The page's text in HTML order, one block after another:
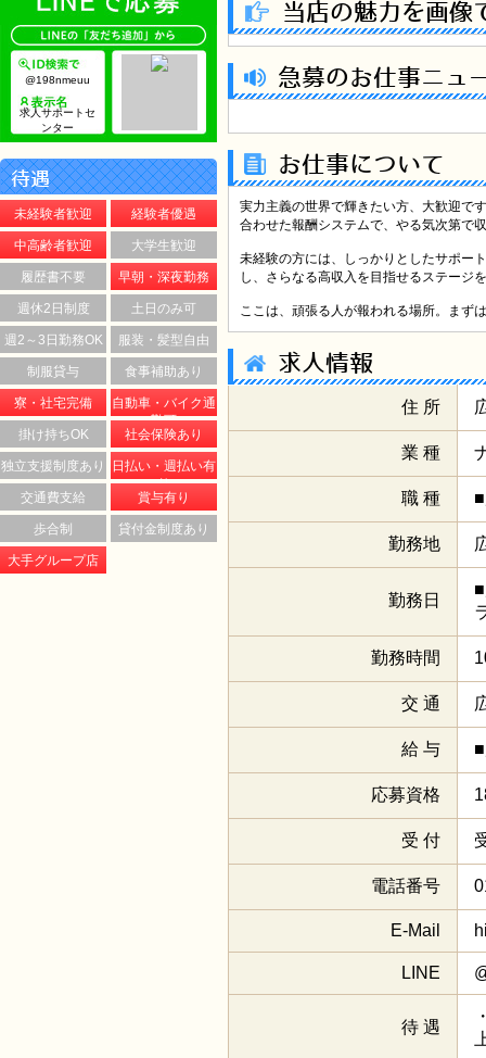
@198nmeuu
求人サポートセ
ンター
待遇
未経験者歓迎 経験者優遇
中高齢者歓迎 大学生歓迎
履歴書不要 早朝・深夜勤務
週休2日制度 土日のみ可
週2～3日勤務OK 服装・髪型自由
制服貸与 食事補助あり
寮・社宅完備
自動車・バイク通
勤可
掛け持ちOK
社会保険あり
独立支援制度あり
日払い・週払い有
り
交通費支給
賞与有り
歩合制 貸付金制度あり
大手グループ店
当店の魅力を画像
急募のお仕事ニュ
お仕事について
実力主義の世界で輝きたい方、大歓迎で
合わせた報酬システムで、やる気次第で
未経験の方には、しっかりとしたサポー
し、さらなる高収入を目指せるステージ
ここは、頑張る人が報われる場所。まず
求人情報
住 所
業 種
職 種
勤務地
勤務日
勤務時間
交 通
給 与
応募資格
受 付
電話番号
E-Mail
LINE
待 遇